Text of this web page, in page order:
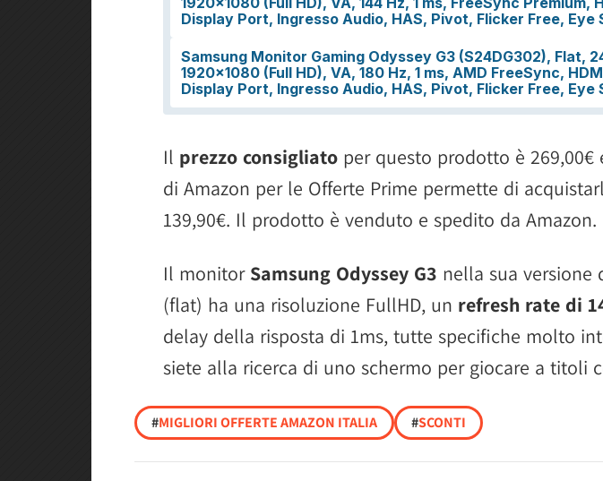
Il prezzo consigliato per questo prodotto è 269,00€
di Amazon per le Offerte Prime permette di
139,90€. Il prodotto è venduto e spedito da Amazon.
Il monitor Samsung Odyssey G3 nella sua versione
(flat) ha una risoluzione FullHD, un refresh rate di
delay della risposta di 1ms, tutte specifiche molto
siete alla ricerca di uno schermo per giocare a titoli
#MIGLIORI OFFERTE AMAZON ITALIA #SCONTI